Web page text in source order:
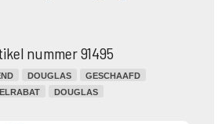
nummer 91495
DOUGLAS
GESCHAAFD
DOUGLAS